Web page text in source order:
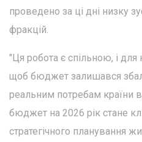
проведено за ці дні низку
фракцій.
"Ця робота є спільною, і
щоб бюджет залишався
реальним потребам країни
бюджет на 2026 рік стане
стратегічного планування